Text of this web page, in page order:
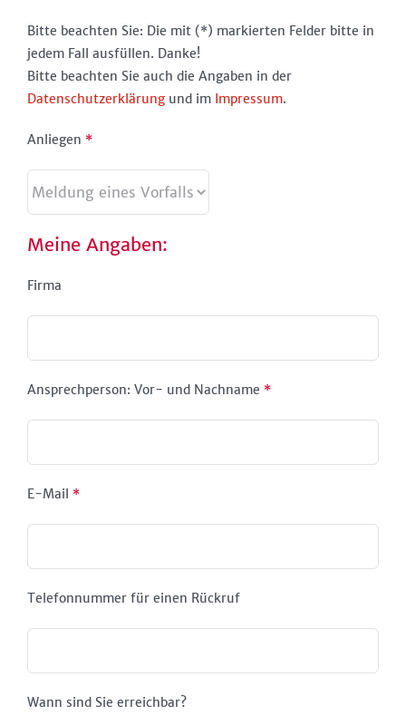
Bitte beachten Sie: Die mit (*) markierten Felder bitte in
jedem Fall ausfüllen. Danke!
Bitte beachten Sie auch die Angaben in der
Datenschutzerklärungund im Impressum.
Anliegen *
Meine Angaben:
Firma
Ansprechperson: Vor- und Nachname *
E-Mail *
Telefonnummer für einen Rückruf
Wann sind Sie erreichbar?